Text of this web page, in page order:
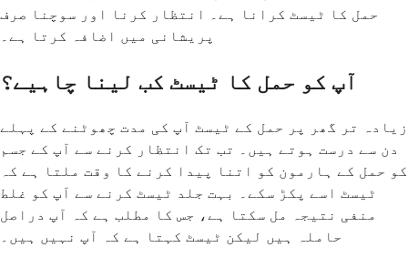
حمل کا ٹیسٹ کرانا ہے۔ انتظار کرنا اور سوچنا صرف
پریشانی میں اضافہ کرتا ہے۔
آپ کو حمل کا ٹیسٹ کب لینا چاہیے؟
زیادہ تر گھر پر حمل کے ٹیسٹ آپ کی مدت چھوٹنے کے پہلے
دن سے درست ہوتے ہیں۔ تب تک انتظار کرنے سے آپ کے جسم
کو حمل کے ہارمون کو اتنا پیدا کرنے کا وقت ملتا ہے کہ
ٹیسٹ اسے پکڑ سکے۔ بہت جلد ٹیسٹ کرنے سے آپ کو غلط
منفی نتیجہ مل سکتا ہے، جس کا مطلب ہے کہ آپ دراصل
حاملہ ہیں لیکن ٹیسٹ کہتا ہے کہ آپ نہیں ہیں۔